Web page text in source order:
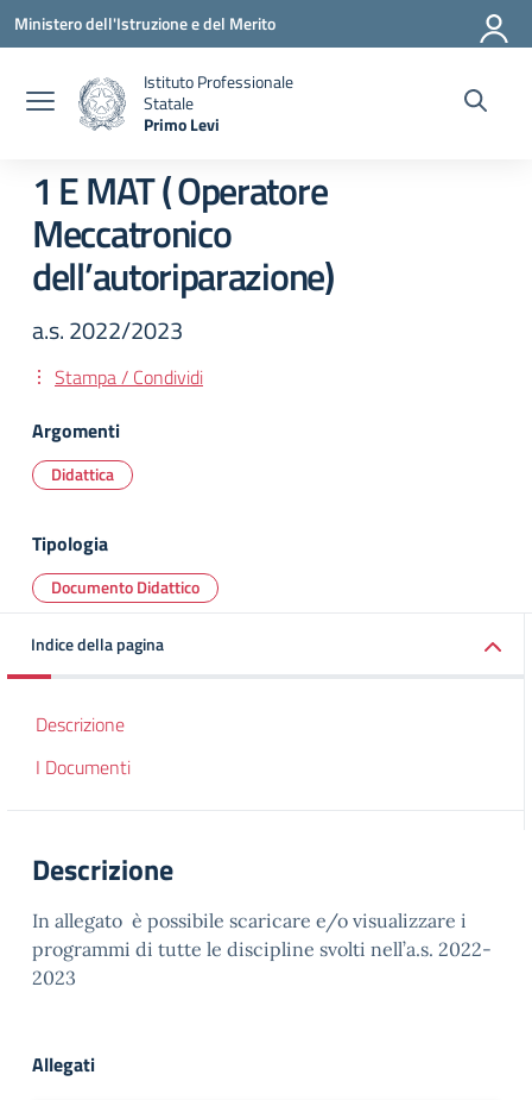
Vai ai contenuti
Vai al menu di navigazione
Vai al footer
Ministero dell'Istruzione e del Merito
Istituto Professionale
Statale
Primo Levi
1 E MAT ( Operatore
Meccatronico
dell’autoriparazione)
a.s. 2022/2023
Stampa / Condividi
Argomenti
Didattica
Tipologia
Documento Didattico
Indice della pagina
Descrizione
I Documenti
Descrizione
In allegato è possibile scaricare e/o visualizzare i
programmi di tutte le discipline svolti nell’a.s. 2022-
2023
Allegati